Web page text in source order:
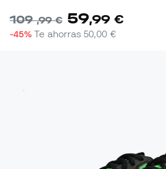
109,99 € 59,99 €
-45% Te ahorras50,00 €